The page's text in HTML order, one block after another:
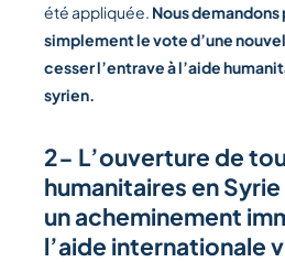
été appliquée. Nous
simplement le vote d’une
cesser l’entrave à l’aide
syrien.
2- L’ouverture de
humanitaires en
un acheminement
l’aide internationale